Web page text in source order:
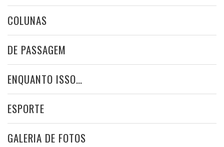
COLUNAS
DE PASSAGEM
ENQUANTO ISSO…
ESPORTE
GALERIA DE FOTOS